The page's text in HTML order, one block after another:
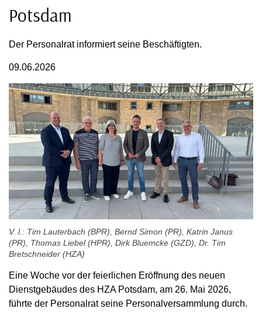
Potsdam
Der Personalrat informiert seine Beschäftigten.
09.06.2026
V. l.: Tim Lauterbach (BPR), Bernd Simon (PR), Katrin Janus
(PR), Thomas Liebel (HPR), Dirk Bluemcke (GZD), Dr. Tim
Bretschneider (HZA)
Eine Woche vor der feierlichen Eröffnung des neuen
Dienstgebäudes des HZA Potsdam, am 26. Mai 2026,
führte der Personalrat seine Personalversammlung durch.